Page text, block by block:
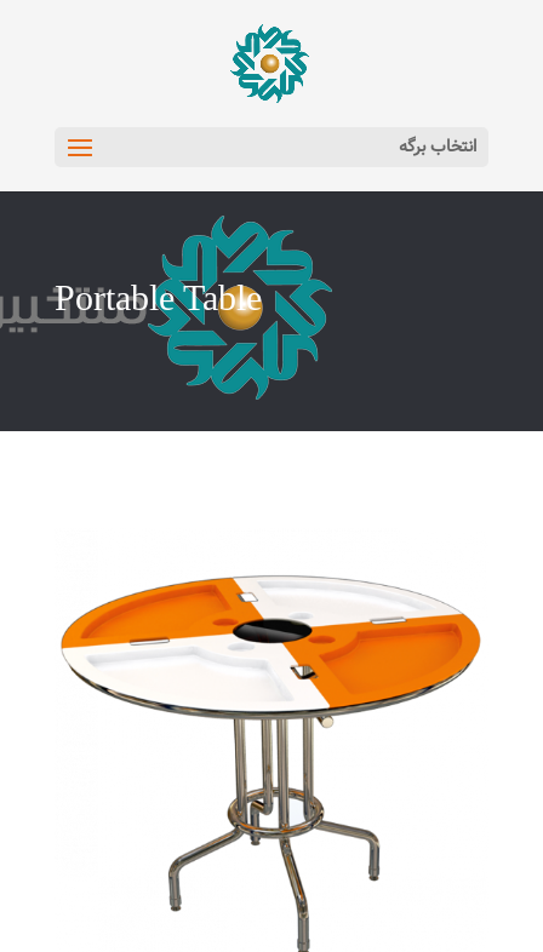
انتخاب برگه
Portable Table